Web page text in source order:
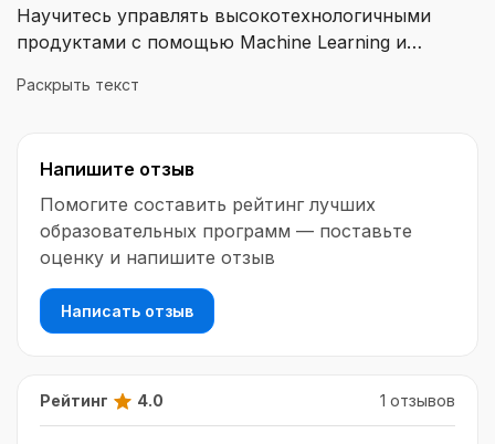
Научитесь управлять высокотехнологичными
продуктами с помощью Machine Learning и
2 месяца и сможете руководить IT-компанией
добавите проекты в портфолио и станете
востребованным специалистом.
Раскрыть текст
Напишите отзыв
Помогите составить рейтинг лучших
образовательных программ — поставьте
оценку и напишите отзыв
Написать отзыв
Рейтинг 4.0 1 отзывов